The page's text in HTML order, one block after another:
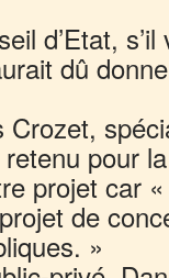
d’Etat,
dû
Crozet,
pour
projet car
de
»